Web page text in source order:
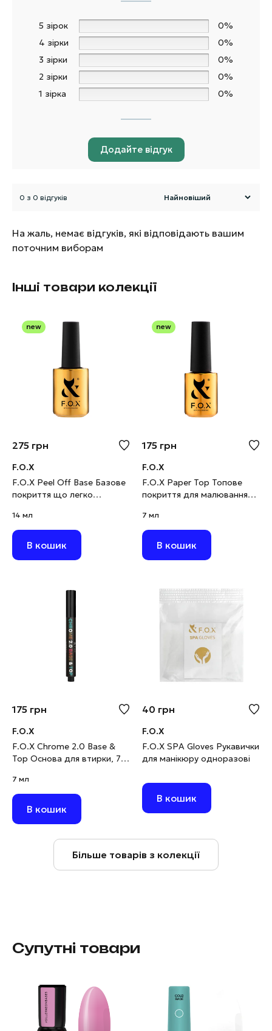
5 зірок
0%
4 зірки
0%
3 зірки
0%
2 зірки
0%
1 зірка
0%
Додайте відгук
0 з 0 відгуків
На жаль, немає відгуків, які відповідають вашим
поточним виборам
Інші товари колекції
new
275 грн
F.O.X
F.O.X Peel Off Base Базове
покриття що легко
14 мл
В кошик
new
175 грн
F.O.X
F.O.X Paper Top Топове
покриття для малювання
7 мл
В кошик
175 грн
F.O.X
F.O.X Chrome 2.0 Base &
Top Основа для втирки, 7
7 мл
В кошик
40 грн
F.O.X
F.O.X SPA Gloves Рукавички
для манікюру одноразові
В кошик
Більше товарів з колекції
Супутні товари